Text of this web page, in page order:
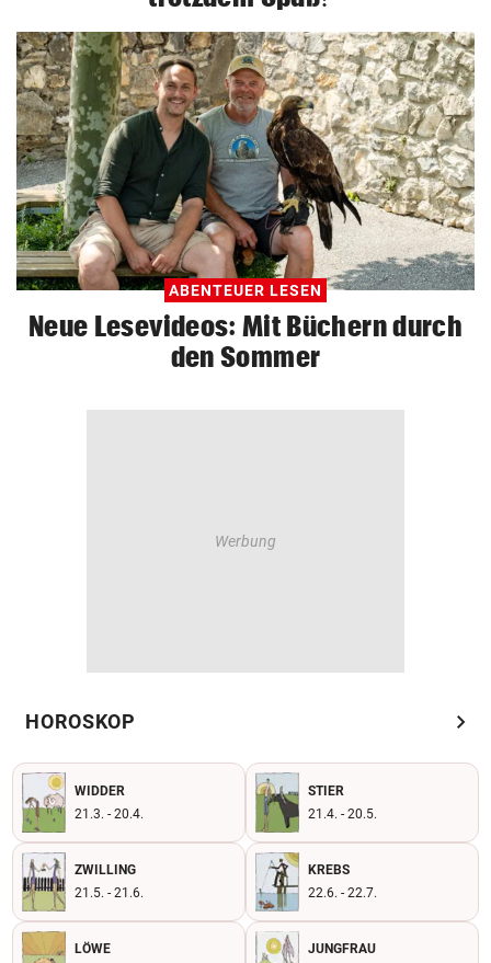
Muthgasse 2, 1190 Wien
ABENTEUER LESEN
Neue Lesevideos: Mit Büchern durch
den Sommer
HOROSKOP chevron_right
WIDDER
21.3. - 20.4.
STIER
21.4. - 20.5.
ZWILLING
21.5. - 21.6.
KREBS
22.6. - 22.7.
LÖWE
JUNGFRAU